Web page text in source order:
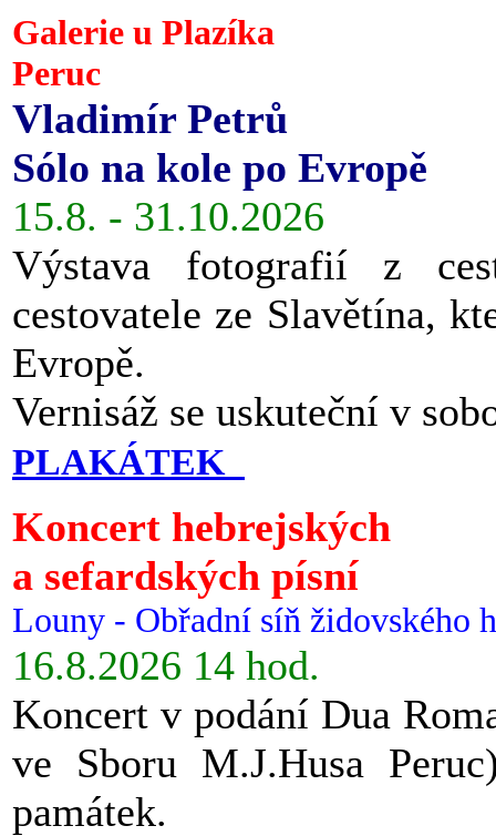
Galerie u Plazíka
Peruc
Vladimír Petrů
Sólo na kole po Evropě
15.8. - 31.10.2026
Výstava fotografií z
cestovatele ze Slavětína,
Evropě.
Vernisáž se uskuteční v
PLAKÁTEK
Koncert hebrejských
a sefardských písní
Louny - Obřadní síň židovského
16.8.2026 14 hod.
Koncert v podání Dua
ve Sboru M.J.Husa
památek.